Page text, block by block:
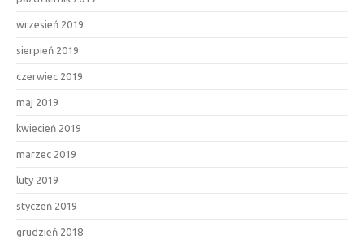
wrzesień 2019
sierpień 2019
czerwiec 2019
maj 2019
kwiecień 2019
marzec 2019
luty 2019
styczeń 2019
grudzień 2018